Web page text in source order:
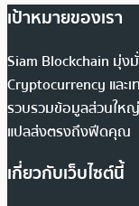
เป้าหมายของเรา
Siam Blockchain มุ่ง
Cryptocurrency และ
รวบรวมข้อมูลส่วนใหญ่
แปลส่งตรงถึงฟีดคุณ
เกี่ยวกับเว็บไซต์นี้